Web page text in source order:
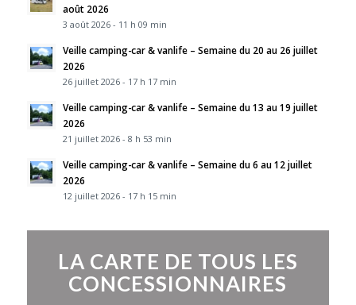
août 2026
3 août 2026 - 11 h 09 min
Veille camping-car & vanlife – Semaine du 20 au 26 juillet
2026
26 juillet 2026 - 17 h 17 min
Veille camping-car & vanlife – Semaine du 13 au 19 juillet
2026
21 juillet 2026 - 8 h 53 min
Veille camping-car & vanlife – Semaine du 6 au 12 juillet
2026
12 juillet 2026 - 17 h 15 min
LA CARTE DE TOUS LES
CONCESSIONNAIRES